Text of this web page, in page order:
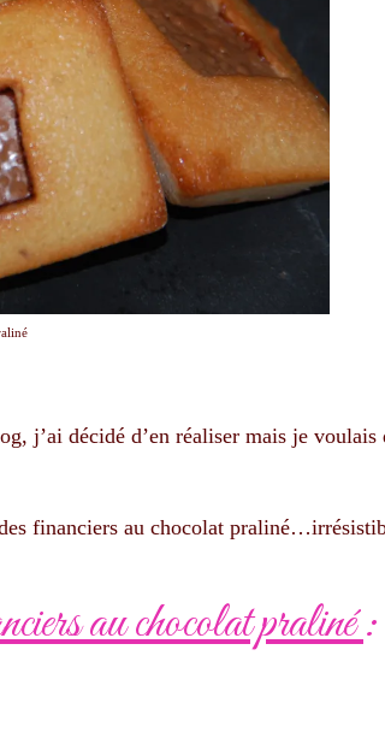
j’ai décidé d’en réaliser mais je voulais
financiers au chocolat
au chocolat praliné: